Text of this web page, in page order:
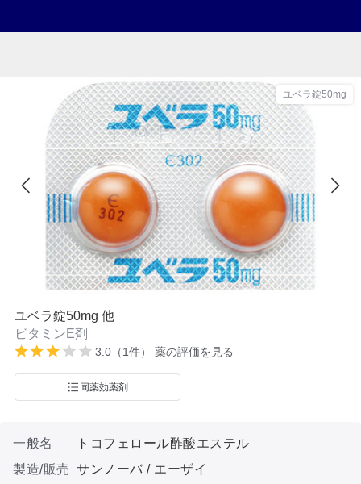
ユベラ錠50mg
ユベラ錠50mg 他
ビタミンE剤
3.0（1件） 薬の評価を見る
同薬効薬剤
一般名
トコフェロール酢酸エステル
製造/販売 サンノーバ / エーザイ